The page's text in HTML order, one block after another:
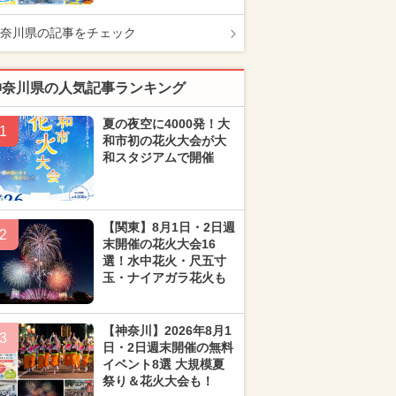
川県の記事をチェック
川県の人気記事ランキング
1
夏の夜空に4000発！大
和市初の花火大会が大
和スタジアムで開催
2
【関東】8月1日・2日週
末開催の花火大会16
選！水中花火・尺五寸
玉・ナイアガラ花火も
3
【神奈川】2026年8月1
日・2日週末開催の無料
イベント8選 大規模夏
祭り＆花火大会も！